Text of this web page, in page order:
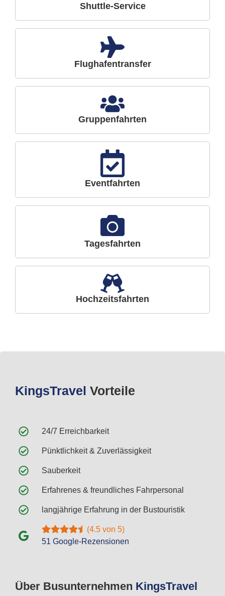
Shuttle-Service
Flughafentransfer
Gruppenfahrten
Eventfahrten
Tagesfahrten
Hochzeitsfahrten
Über Busunternehmen KingsTravel
KingsTravel Vorteile
24/7 Erreichbarkeit
Pünktlichkeit & Zuverlässigkeit
Sauberkeit
Erfahrenes & freundliches Fahrpersonal
langjährige Erfahrung in der Bustouristik
(4.5 von 5)
51 Google-Rezensionen